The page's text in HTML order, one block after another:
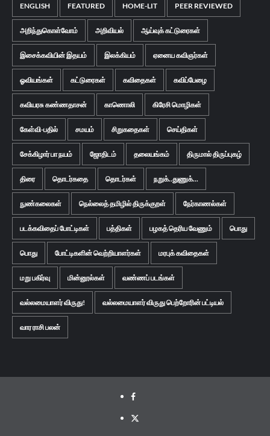
ENGLISH FEATURED HOME-LIT PEER REVIEWED
அறிந்துகொள்வோம் அறிவியல் ஆய்வுக் கட்டுரைகள்
இசைக்கவியின் இதயம் இலக்கியம் ஏனைய கவிஞர்கள்
ஓவியங்கள் கட்டுரைகள் கவிதைகள் கவிப்பேழை
கவியரசு கண்ணதாசன் காணொலி கிரேசி மொழிகள்
கேள்வி-பதில் சமயம் சிறுகதைகள் செய்திகள்
சேக்கிழார் பா நயம் ஜோதிடம் தலையங்கம் திருமால் திருப்புகழ்
திரை தொடர்கதை தொடர்கள் நறுக்..துணுக்...
நுண்கலைகள் நெல்லைத் தமிழில் திருக்குறள் நேர்காணல்கள்
படக்கவிதைப் போட்டிகள் பத்திகள் பழகத் தெரிய வேணும் பொது
பொது போட்டிகளின் வெற்றியாளர்கள் மரபுக் கவிதைகள்
மறு பகிர்வு மின்னூல்கள் வண்ணப் படங்கள்
வல்லமையாளர் விருது! வல்லமையாளர் விருது பெற்றோரின் பட்டியல்
வார ராசி பலன்
Facebook
Twitter